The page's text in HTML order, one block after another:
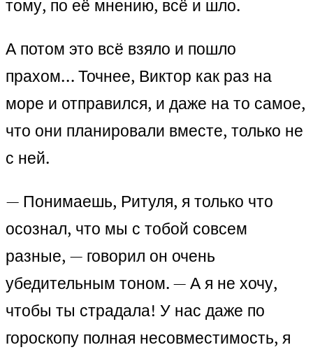
тому, по её мнению, всё и шло.
А потом это всё взяло и пошло
прахом… Точнее, Виктор как раз на
море и отправился, и даже на то самое,
что они планировали вместе, только не
с ней.
— Понимаешь, Ритуля, я только что
осознал, что мы с тобой совсем
разные, — говорил он очень
убедительным тоном. — А я не хочу,
чтобы ты страдала! У нас даже по
гороскопу полная несовместимость, я